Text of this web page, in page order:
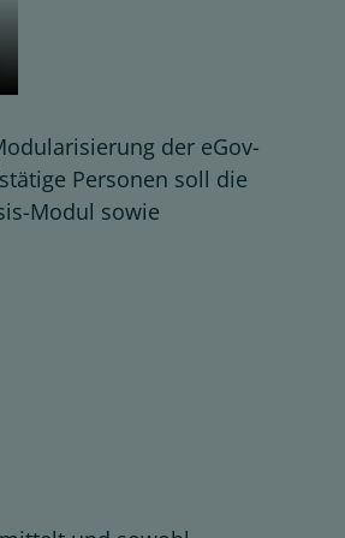
der eGov-
Personen soll die
Modul sowie